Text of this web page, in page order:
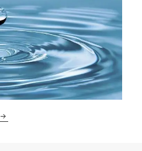
L’eau à la maison (Histoires